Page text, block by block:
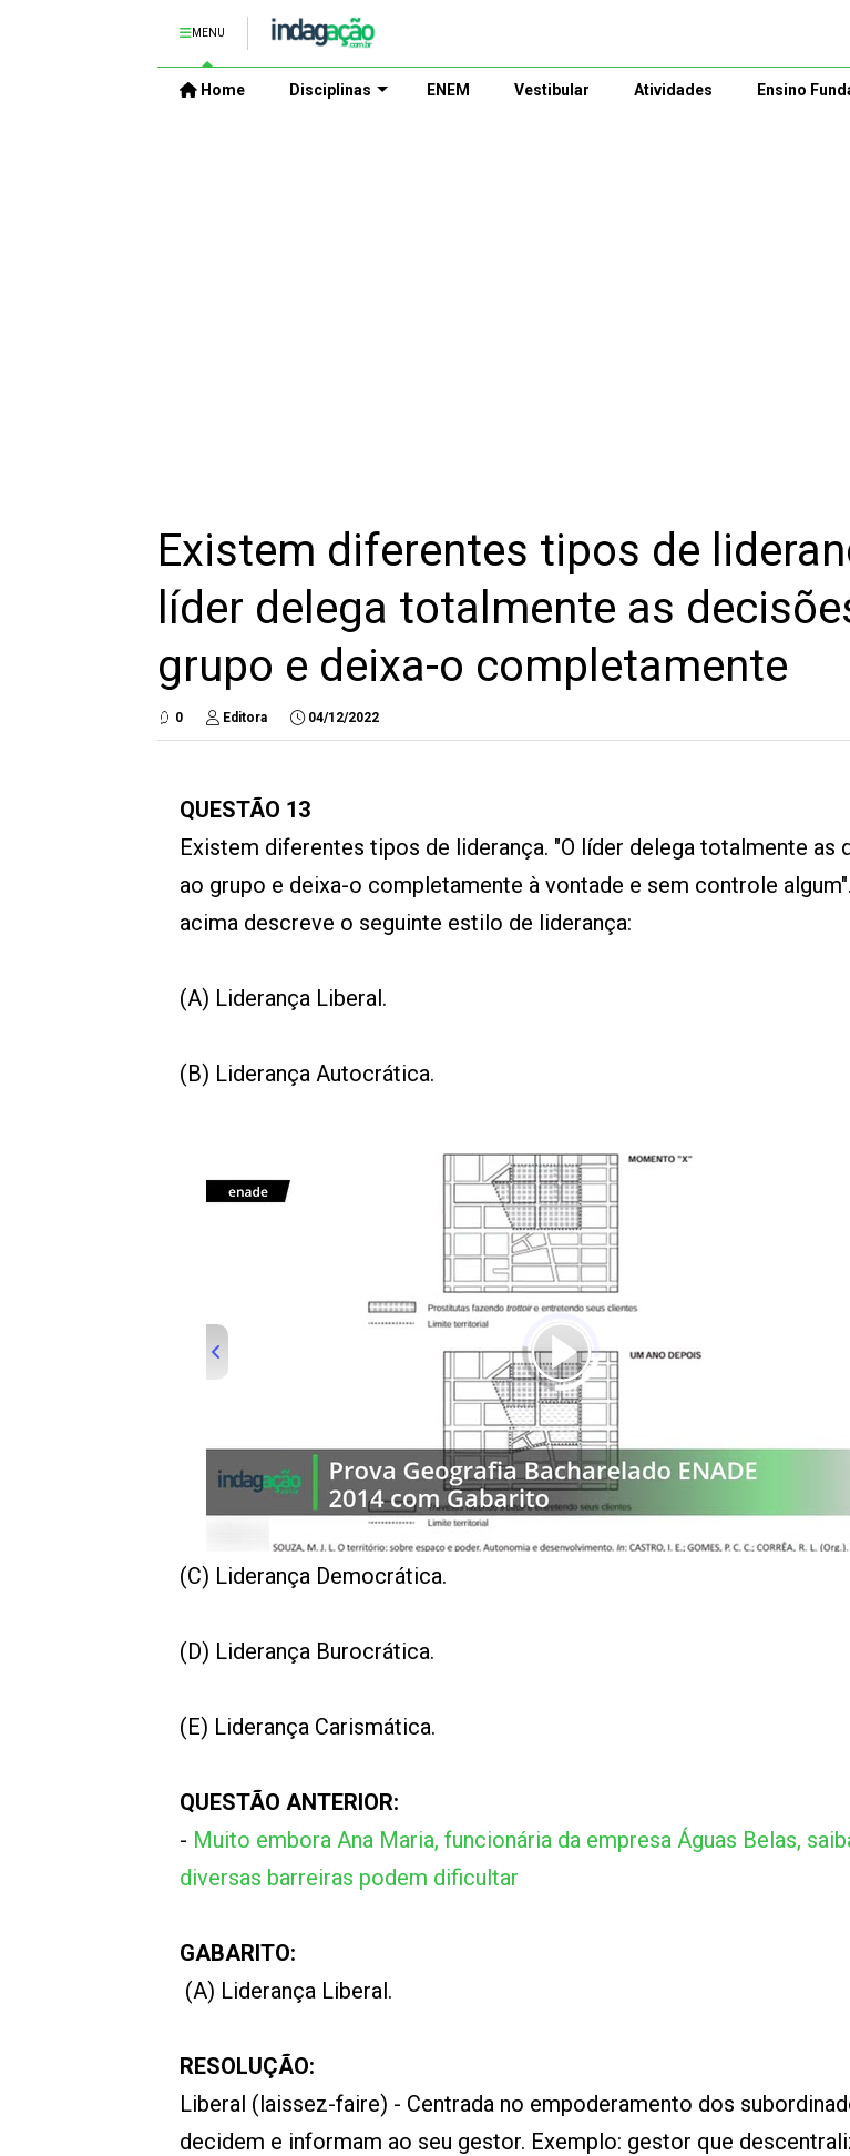
MENU
Home Disciplinas ENEM Vestibular Atividades Ensino
Existem diferentes tipos de
líder delega totalmente as
grupo e deixa-o completamente
0 Editora 04/12/2022
QUESTÃO 13
Existem diferentes tipos de liderança. "O líder delega totalmente as
ao grupo e deixa-o completamente à vontade e sem controle
acima descreve o seguinte estilo de liderança:
(A) Liderança Liberal.
(B) Liderança Autocrática.
(C) Liderança Democrática.
(D) Liderança Burocrática.
(E) Liderança Carismática.
QUESTÃO ANTERIOR:
- Muito embora Ana Maria, funcionária da empresa Águas Belas,
diversas barreiras podem dificultar
GABARITO:
(A) Liderança Liberal.
RESOLUÇÃO:
Liberal (laissez-faire) - Centrada no empoderamento dos
decidem e informam ao seu gestor. Exemplo: gestor que